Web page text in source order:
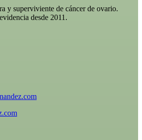
y superviviente de cáncer de ovario.
desde 2011.